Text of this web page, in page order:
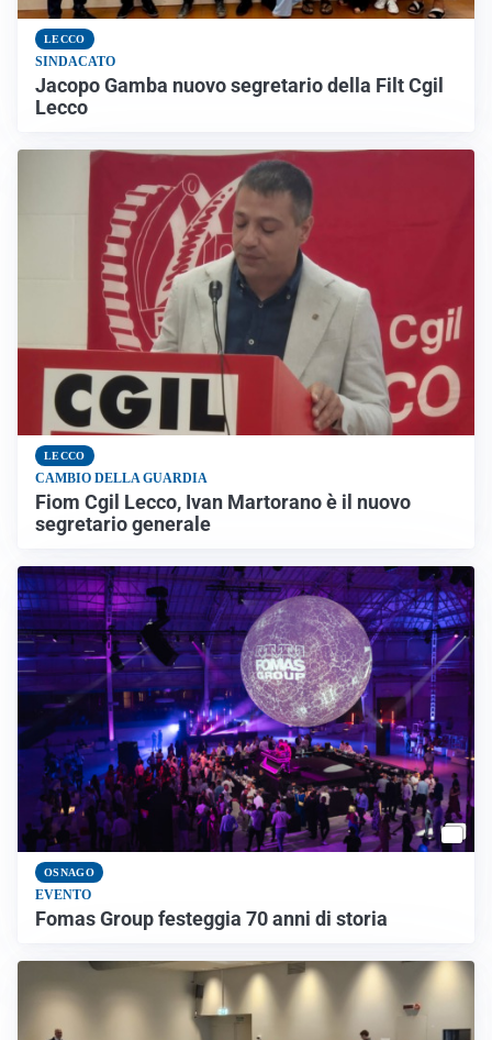
LECCO
SINDACATO
Jacopo Gamba nuovo segretario della Filt Cgil
Lecco
LECCO
CAMBIO DELLA GUARDIA
Fiom Cgil Lecco, Ivan Martorano è il nuovo
segretario generale
OSNAGO
EVENTO
Fomas Group festeggia 70 anni di storia